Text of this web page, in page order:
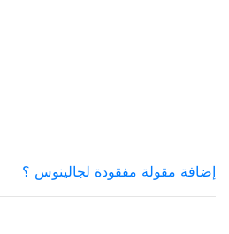
إضافة مقولة مفقودة لجالينوس ؟